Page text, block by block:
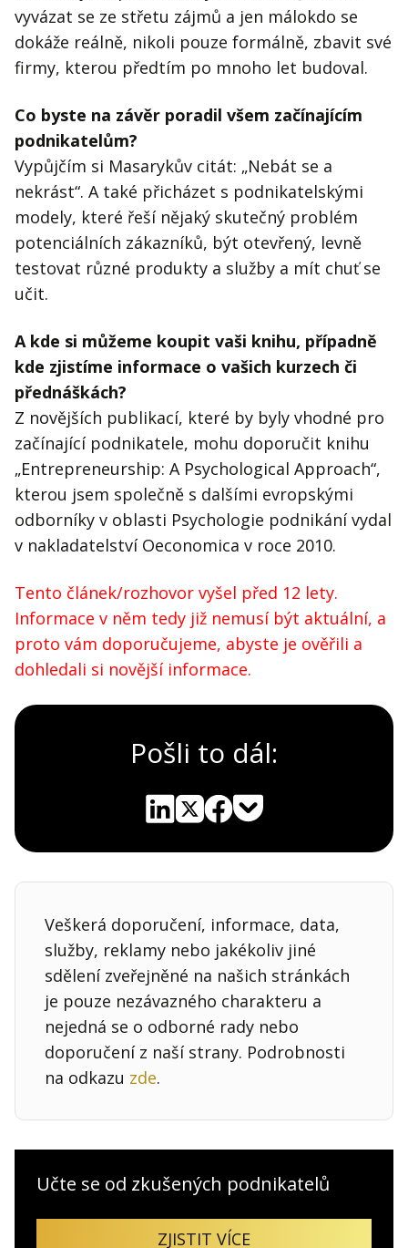
vyvázat se ze střetu zájmů a jen málokdo se
dokáže reálně, nikoli pouze formálně, zbavit své
firmy, kterou předtím po mnoho let budoval.
Co byste na závěr poradil všem začínajícím
podnikatelům?
Vypůjčím si Masarykův citát: „Nebát se a
nekrást“. A také přicházet s podnikatelskými
modely, které řeší nějaký skutečný problém
potenciálních zákazníků, být otevřený, levně
testovat různé produkty a služby a mít chuť se
učit.
A kde si můžeme koupit vaši knihu, případně
kde zjistíme informace o vašich kurzech či
přednáškách?
Z novějších publikací, které by byly vhodné pro
začínající podnikatele, mohu doporučit knihu
„Entrepreneurship: A Psychological Approach“,
kterou jsem společně s dalšími evropskými
odborníky v oblasti Psychologie podnikání vydal
v nakladatelství Oeconomica v roce 2010.
Tento článek/rozhovor vyšel před 12 lety.
Informace v něm tedy již nemusí být aktuální, a
proto vám doporučujeme, abyste je ověřili a
dohledali si novější informace.
Pošli to dál:
Veškerá doporučení, informace, data,
služby, reklamy nebo jakékoliv jiné
sdělení zveřejněné na našich stránkách
je pouze nezávazného charakteru a
nejedná se o odborné rady nebo
doporučení z naší strany. Podrobnosti
na odkazu zde.
Učte se od zkušených podnikatelů
ZJISTIT VÍCE